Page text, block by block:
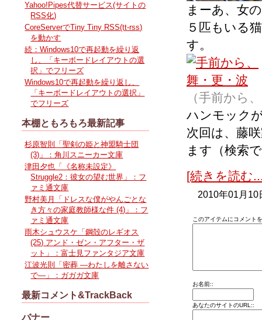
まーあ、女
５匹もいる
す。
（手前から
ハンモック
次回は、藤
ます（検索
[続きを読む
2010年01月
このアイテムにコメント
お名前::
あなたのサイトのURL::
Yahoo!Pipes代替サービス(サイトの
RSS化)
CoreServerでTiny Tiny RSS(tt-rss)
を動かす
続：Windows10で再起動を繰り返
し、「キーボードレイアウトの選
択」でフリーズ
Windows10で再起動を繰り返し、
「キーボードレイアウトの選択」
でフリーズ
本棚ともろもろ最新記事
杉原智則「聖剣の姫と神盟騎士団
(3)」：角川スニーカー文庫
津田夕也「《名称未設定》
Struggle2：彼女の望む世界」：フ
ァミ通文庫
野村美月「ドレスな僕がやんごとな
き方々の家庭教師様な件 (4)」：フ
ァミ通文庫
雨木シュウスケ「鋼殻のレギオス
(25) アンド・ゼン・アフター・ザ
ット」：富士見ファンタジア文庫
江波光則「密葬 ―わたしを離さない
で―」：ガガガ文庫
最新コメント&TrackBack
バナー